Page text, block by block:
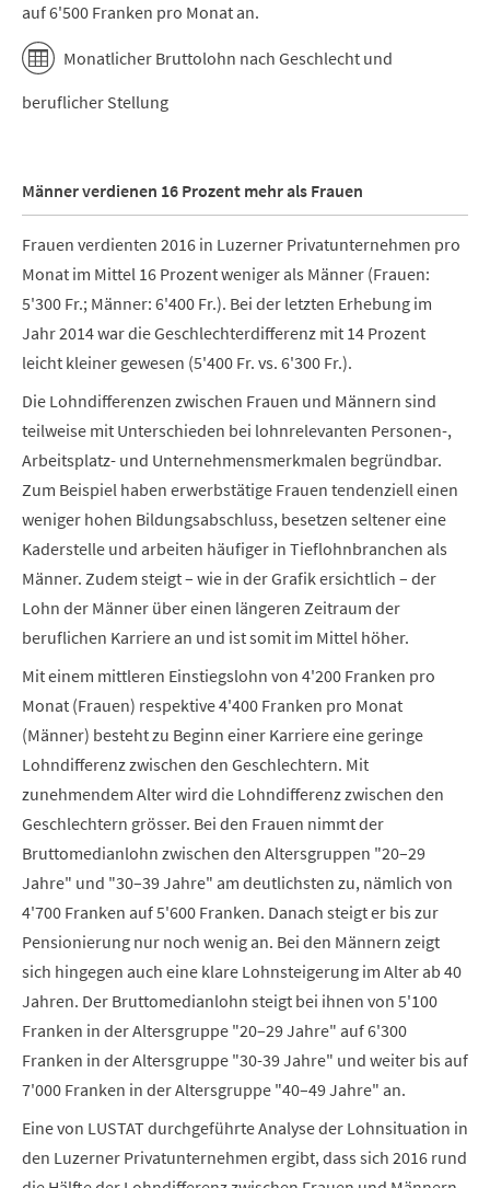
auf 6'500 Franken pro Monat an.
Monatlicher Bruttolohn nach Geschlecht und
beruflicher Stellung
Männer verdienen 16 Prozent mehr als Frauen
Frauen verdienten 2016 in Luzerner Privatunternehmen pro
Monat im Mittel 16 Prozent weniger als Männer (Frauen:
5'300 Fr.; Männer: 6'400 Fr.). Bei der letzten Erhebung im
Jahr 2014 war die Geschlechterdifferenz mit 14 Prozent
leicht kleiner gewesen (5'400 Fr. vs. 6'300 Fr.).
Die Lohndifferenzen zwischen Frauen und Männern sind
teilweise mit Unterschieden bei lohnrelevanten Personen-,
Arbeitsplatz- und Unternehmensmerkmalen begründbar.
Zum Beispiel haben erwerbstätige Frauen tendenziell einen
weniger hohen Bildungsabschluss, besetzen seltener eine
Kaderstelle und arbeiten häufiger in Tieflohnbranchen als
Männer. Zudem steigt – wie in der Grafik ersichtlich – der
Lohn der Männer über einen längeren Zeitraum der
beruflichen Karriere an und ist somit im Mittel höher.
Mit einem mittleren Einstiegslohn von 4'200 Franken pro
Monat (Frauen) respektive 4'400 Franken pro Monat
(Männer) besteht zu Beginn einer Karriere eine geringe
Lohndifferenz zwischen den Geschlechtern. Mit
zunehmendem Alter wird die Lohndifferenz zwischen den
Geschlechtern grösser. Bei den Frauen nimmt der
Bruttomedianlohn zwischen den Altersgruppen "20–29
Jahre" und "30–39 Jahre" am deutlichsten zu, nämlich von
4'700 Franken auf 5'600 Franken. Danach steigt er bis zur
Pensionierung nur noch wenig an. Bei den Männern zeigt
sich hingegen auch eine klare Lohnsteigerung im Alter ab 40
Jahren. Der Bruttomedianlohn steigt bei ihnen von 5'100
Franken in der Altersgruppe "20–29 Jahre" auf 6'300
Franken in der Altersgruppe "30-39 Jahre" und weiter bis auf
7'000 Franken in der Altersgruppe "40–49 Jahre" an.
Eine von LUSTAT durchgeführte Analyse der Lohnsituation in
den Luzerner Privatunternehmen ergibt, dass sich 2016 rund